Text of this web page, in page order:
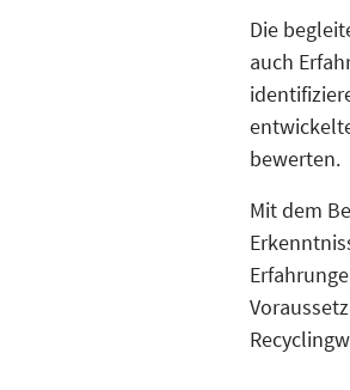
Die
auch
bewerten.
Mit dem